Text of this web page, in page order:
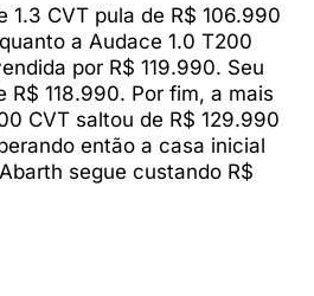
1.3 CVT pula de R$ 106.990
a Audace 1.0 T200
por R$ 119.990. Seu
R$ 118.990. Por fim, a mais
CVT saltou de R$ 129.990
então a casa inicial
segue custando R$